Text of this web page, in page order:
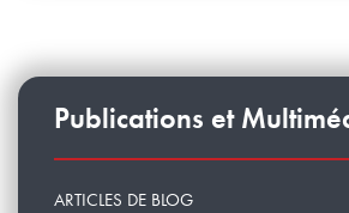
Publications et
ARTICLES DE BLOG